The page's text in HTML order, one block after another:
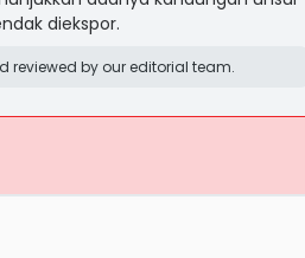
diekspor.
by our editorial team.